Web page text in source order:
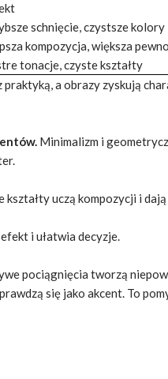
schnięcie, czystsze kolory
kompozycja, większa
tonacje, czyste kształty
a obrazy zyskują
Minimalizm i
uczą kompozycji i
i ułatwia decyzje.
pociągnięcia tworzą
się jako akcent. To